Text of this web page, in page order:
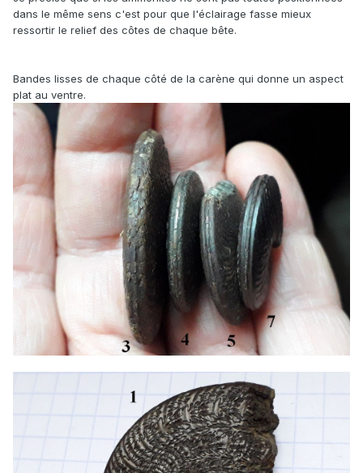
dans le même sens c'est pour que l'éclairage fasse mieux
ressortir le relief des côtes de chaque bête.
Bandes lisses de chaque côté de la carène qui donne un aspect
plat au ventre.